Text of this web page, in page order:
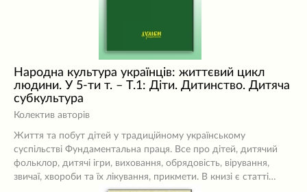
Народна культура українців: життєвий цикл
людини. У 5-ти т. – Т.1: Діти. Дитинство. Дитяча
субкультура
Колектив авторів
Життя та побут дітей у традиційному українському
суспільстві Фундаментальна праця. Все про дітей, дитячий
фольклор, дитячі ігри, виховання, обрядовість, вірування,
звичаї, хвороби та їх лікування, прикмети. В книзі є статті…